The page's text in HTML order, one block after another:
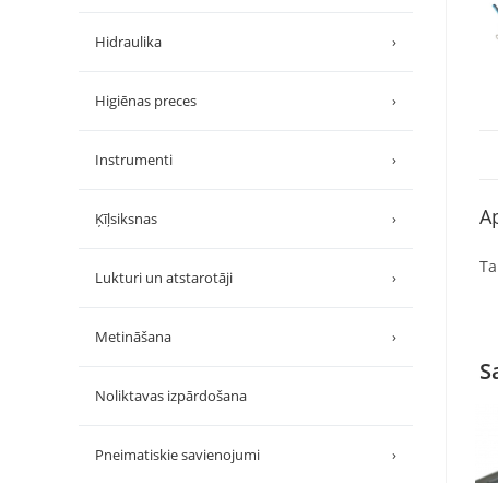
Hidraulika ›
Higiēnas preces ›
Instrumenti ›
Ķīļsiksnas ›
Lukturi un atstarotāji ›
Metināšana ›
Noliktavas izpārdošana
Pneimatiskie savienojumi ›